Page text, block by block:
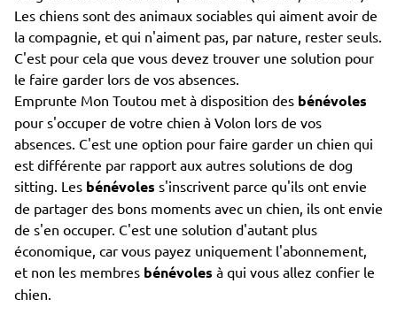
Les chiens sont des animaux sociables qui aiment avoir de
la compagnie, et qui n'aiment pas, par nature, rester seuls.
C'est pour cela que vous devez trouver une solution pour
le faire garder lors de vos absences.
Emprunte Mon Toutou met à disposition des bénévoles
pour s'occuper de votre chien à Volon lors de vos
absences. C'est une option pour faire garder un chien qui
est différente par rapport aux autres solutions de dog
sitting. Les bénévoles s'inscrivent parce qu'ils ont envie
de partager des bons moments avec un chien, ils ont envie
de s'en occuper. C'est une solution d'autant plus
économique, car vous payez uniquement l'abonnement,
et non les membres bénévoles à qui vous allez confier le
chien.